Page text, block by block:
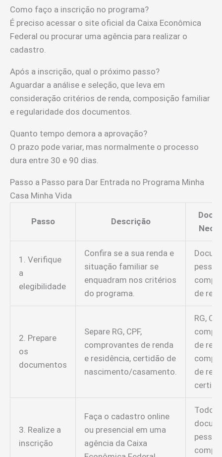
Como faço a inscrição no programa?
É preciso acessar o site oficial da Caixa Econômica
Federal ou procurar uma agência para realizar o
cadastro.
Após a inscrição, qual o próximo passo?
Aguardar a análise e seleção, que leva em
consideração critérios de renda, composição familiar
e regularidade dos documentos.
Quanto tempo demora a aprovação?
O prazo pode variar, mas normalmente o processo
dura entre 30 e 90 dias.
Passo a Passo para Dar Entrada no Programa Minha
Casa Minha Vida
Passo Descrição
1. Verifique
a
elegibilidade
Confira se a sua renda e
situação familiar se
enquadram nos critérios
do programa.
de
2. Prepare
os
documentos
Separe RG, CPF,
comprovantes de renda
e residência, certidão de
nascimento/casamento.
RG,
de
de
3. Realize a
inscrição
Faça o cadastro online
ou presencial em uma
agência da Caixa
Todos